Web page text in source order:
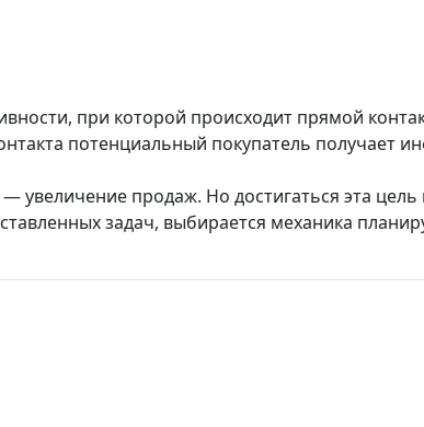
при которой происходит прямой
потенциальный покупатель получает
увеличение продаж. Но достигаться эта
задач, выбирается механика